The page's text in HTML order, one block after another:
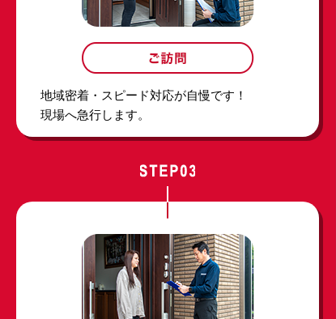
地域密着・スピード対応が自慢です！
現場へ急行します。